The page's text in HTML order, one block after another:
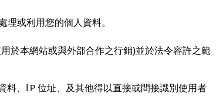
或利用您的個人資料。
於本網站或與外部合作之行銷)並於法令容許之範
料、IＰ位址、及其他得以直接或間接識別使用者